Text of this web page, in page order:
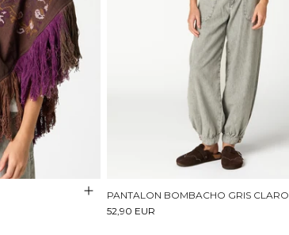
PANTALON BOMBACHO GRIS CLARO
52,90 EUR